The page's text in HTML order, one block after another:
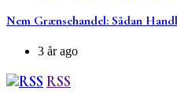
Nem Grænsehandel: Sådan
3 år ago
RSS